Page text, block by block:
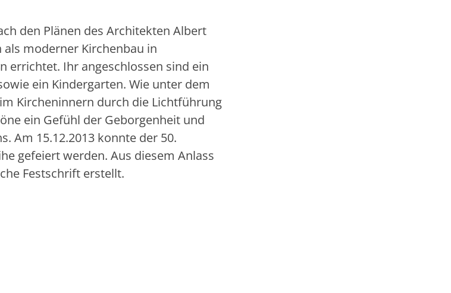
den Plänen des Architekten Albert
als moderner Kirchenbau in
errichtet. Ihr angeschlossen sind ein
ein Kindergarten. Wie unter dem
Kircheninnern durch die Lichtführung
ein Gefühl der Geborgenheit und
Am 15.12.2013 konnte der 50.
gefeiert werden. Aus diesem Anlass
Festschrift erstellt.